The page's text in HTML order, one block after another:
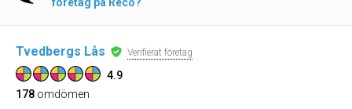
Tvedbergs Lås Verifierat företag
4.9
178 omdömen